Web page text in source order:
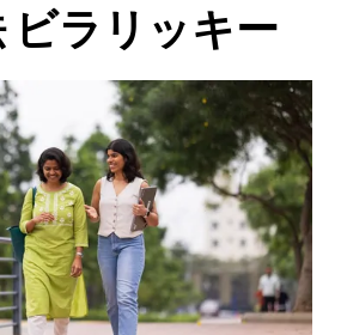
ビラリッキー